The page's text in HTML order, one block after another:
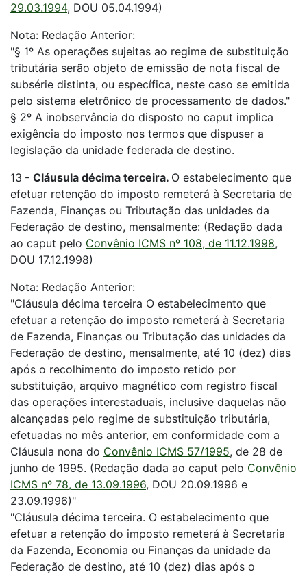
29.03.1994, DOU 05.04.1994)
Nota: Redação Anterior:
"§ 1º As operações sujeitas ao regime de substituição
tributária serão objeto de emissão de nota fiscal de
subsérie distinta, ou específica, neste caso se emitida
pelo sistema eletrônico de processamento de dados."
§ 2º A inobservância do disposto no caput implica
exigência do imposto nos termos que dispuser a
legislação da unidade federada de destino.
13 - Cláusula décima terceira. O estabelecimento que
efetuar retenção do imposto remeterá à Secretaria de
Fazenda, Finanças ou Tributação das unidades da
Federação de destino, mensalmente: (Redação dada
ao caput pelo Convênio ICMS nº 108, de 11.12.1998,
DOU 17.12.1998)
Nota: Redação Anterior:
"Cláusula décima terceira O estabelecimento que
efetuar a retenção do imposto remeterá à Secretaria
de Fazenda, Finanças ou Tributação das unidades da
Federação de destino, mensalmente, até 10 (dez) dias
após o recolhimento do imposto retido por
substituição, arquivo magnético com registro fiscal
das operações interestaduais, inclusive daquelas não
alcançadas pelo regime de substituição tributária,
efetuadas no mês anterior, em conformidade com a
Cláusula nona do Convênio ICMS 57/1995, de 28 de
junho de 1995. (Redação dada ao caput pelo Convênio
ICMS nº 78, de 13.09.1996, DOU 20.09.1996 e
23.09.1996)"
"Cláusula décima terceira. O estabelecimento que
efetuar a retenção do imposto remeterá à Secretaria
da Fazenda, Economia ou Finanças da unidade da
Federação de destino, até 10 (dez) dias após o